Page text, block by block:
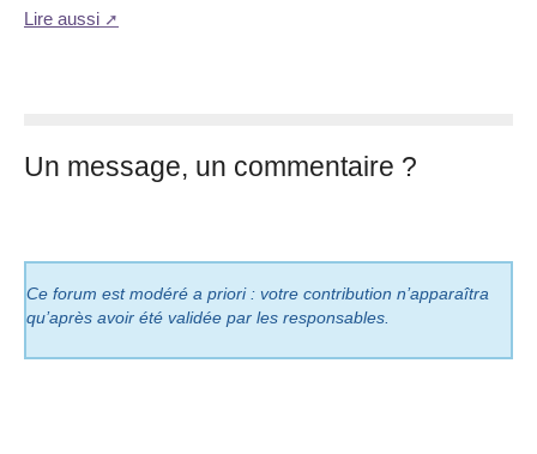
Lire aussi
Un message, un commentaire ?
Ce forum est modéré a priori : votre contribution n’apparaîtra
qu’après avoir été validée par les responsables.